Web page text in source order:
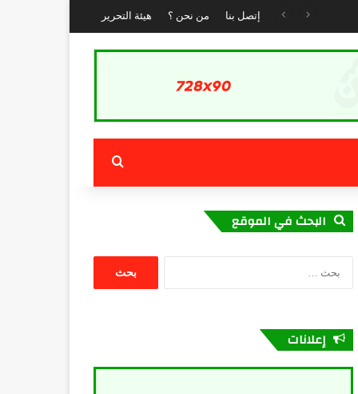
إتصل بنا من نحن ؟ هيئة التحرير
بحث عن
البحث في الموقع
إعلانات